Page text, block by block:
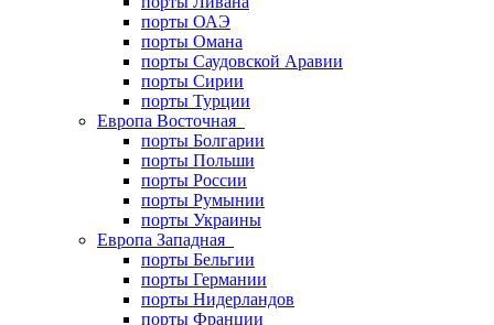
порты ОАЭ
порты Омана
порты Саудовской Аравии
порты Сирии
порты Турции
Европа Восточная
порты Болгарии
порты Польши
порты России
порты Румынии
порты Украины
Европа Западная
порты Бельгии
порты Германии
порты Нидерландов
порты Франции